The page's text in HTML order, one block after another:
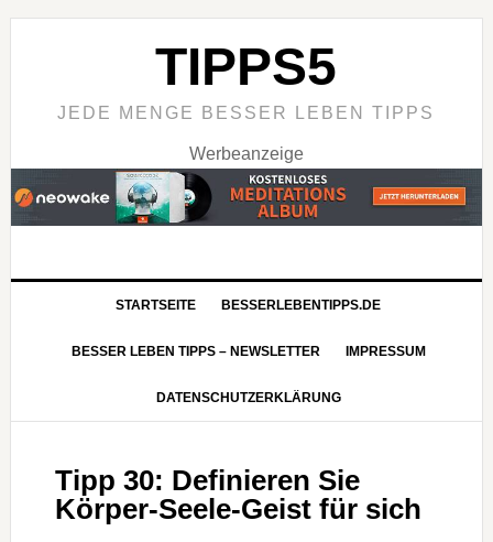
TIPPS5
JEDE MENGE BESSER LEBEN TIPPS
Werbeanzeige
STARTSEITE BESSERLEBENTIPPS.DE
BESSER LEBEN TIPPS – NEWSLETTER IMPRESSUM
DATENSCHUTZERKLÄRUNG
Tipp 30: Definieren Sie
Körper-Seele-Geist für sich